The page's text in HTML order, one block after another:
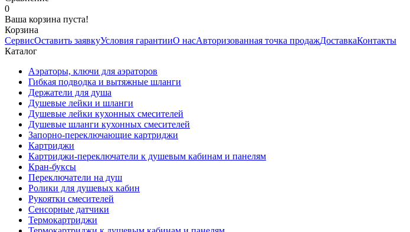
0
Ваша корзина пуста!
Корзина
СервисОставить заявкуУсловия гарантииО насАвторизованная точка продажДоставкаКонтакты
Каталог
Аэраторы, ключи для аэраторов
Гибкая подводка и вытяжные шланги
Держатели для душа
Душевые лейки и шланги
Душевые лейки кухонных смесителей
Душевые шланги кухонных смесителей
Запорно-переключающие картриджи
Картриджи
Картриджи-переключатели к душевым кабинам и панелям
Кран-буксы
Переключатели на душ
Ролики для душевых кабин
Рукоятки смесителей
Сенсорные датчики
Термокартриджи